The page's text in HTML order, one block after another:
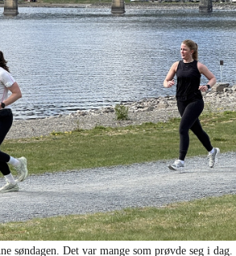
søndagen. Det var mange som prøvde seg i dag.